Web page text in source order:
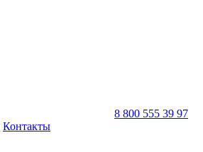
8 800 555 39 97
Контакты